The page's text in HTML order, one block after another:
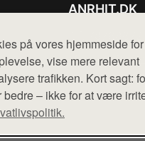
på vores hjemmeside
vise mere relevant
trafikken. Kort sagt:
bedre – ikke for at være
ANRHIT.DK
Mail:
Cookie- og